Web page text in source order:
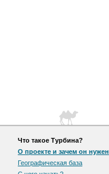
Что такое Турбина?
О проекте и зачем он нужен
Географическая база